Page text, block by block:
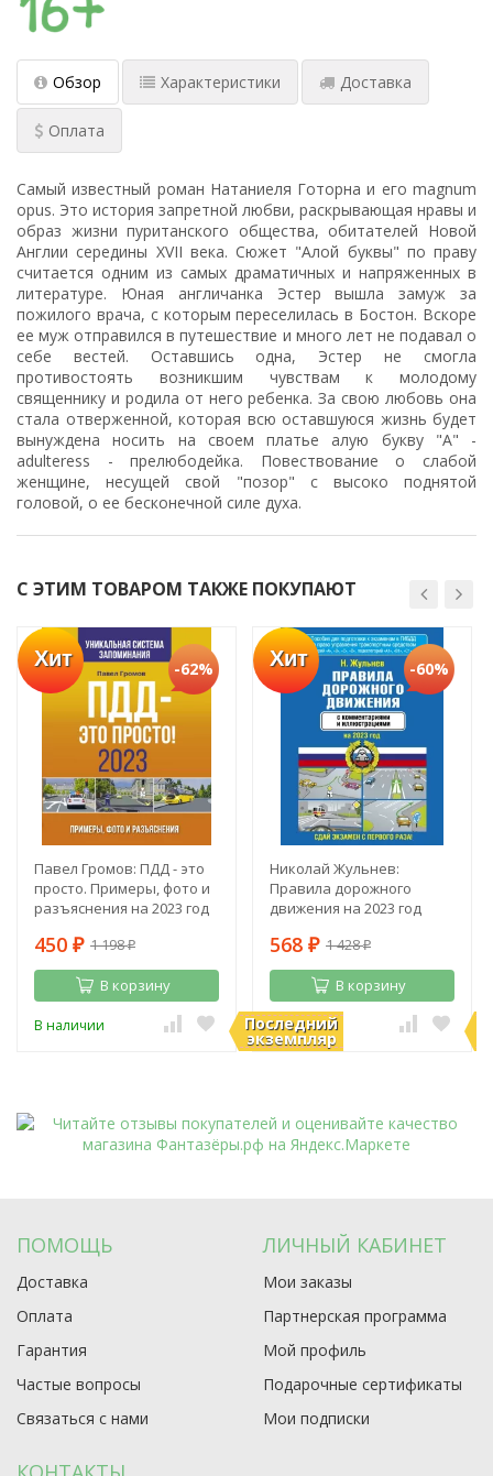
Обзор Характеристики Доставка
Оплата
Самый известный роман Натаниеля Готорна и его magnum
opus. Это история запретной любви, раскрывающая нравы и
образ жизни пуританского общества, обитателей Новой
Англии середины XVII века. Сюжет "Алой буквы" по праву
считается одним из самых драматичных и напряженных в
литературе. Юная англичанка Эстер вышла замуж за
пожилого врача, с которым переселилась в Бостон. Вскоре
ее муж отправился в путешествие и много лет не подавал о
себе вестей. Оставшись одна, Эстер не смогла
противостоять возникшим чувствам к молодому
священнику и родила от него ребенка. За свою любовь она
стала отверженной, которая всю оставшуюся жизнь будет
вынуждена носить на своем платье алую букву "А" -
adulteress - прелюбодейка. Повествование о слабой
женщине, несущей свой "позор" с высоко поднятой
головой, о ее бесконечной силе духа.
С ЭТИМ ТОВАРОМ ТАКЖЕ ПОКУПАЮТ
Хит -62%
Павел Громов: ПДД - это
просто. Примеры, фото и
разъяснения на 2023 год
450 ₽ 1 198₽
В корзину
В наличии
Хит
Последний
экземпляр
-60%
Николай Жульнев:
Правила дорожного
движения на 2023 год
568 ₽ 1 428₽
В корзину
В наличии
ПОМОЩЬ
Доставка
Оплата
Гарантия
Частые вопросы
Связаться с нами
ЛИЧНЫЙ КАБИНЕТ
Мои заказы
Партнерская программа
Мой профиль
Подарочные сертификаты
Мои подписки